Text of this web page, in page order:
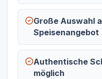
Große Auswahl
Speisenangebot
Authentische
möglich